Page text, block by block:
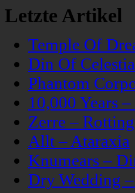
Letzte Artikel
Temple Of
Din Of
Phantom
10,000 Years
Zerre –
Allt – Ataraxia
Knumears –
Dry Wedding